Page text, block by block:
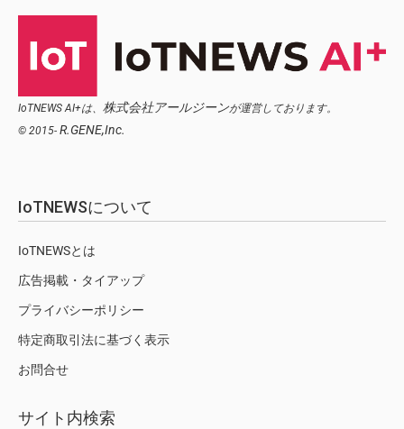
IoTNEWS AI+は、 株式会社アールジーンが運営しております。
© 2015- R.GENE,Inc.
IoTNEWSについて
IoTNEWSとは
広告掲載・タイアップ
プライバシーポリシー
特定商取引法に基づく表示
お問合せ
サイト内検索